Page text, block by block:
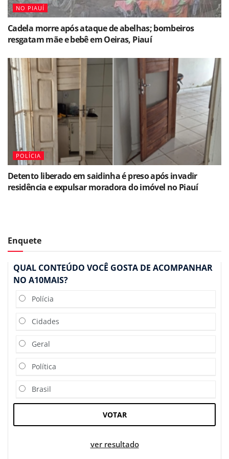
NO PIAUÍ
Cadela morre após ataque de abelhas; bombeiros
resgatam mãe e bebê em Oeiras, Piauí
POLÍCIA
Detento liberado em saidinha é preso após invadir
residência e expulsar moradora do imóvel no Piauí
Enquete
QUAL CONTEÚDO VOCÊ GOSTA DE ACOMPANHAR
NO A10MAIS?
Polícia
Cidades
Geral
Política
Brasil
VOTAR
ver resultado